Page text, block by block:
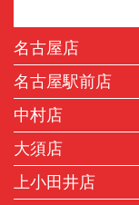
名古屋店
名古屋駅前店
中村店
大須店
上小田井店